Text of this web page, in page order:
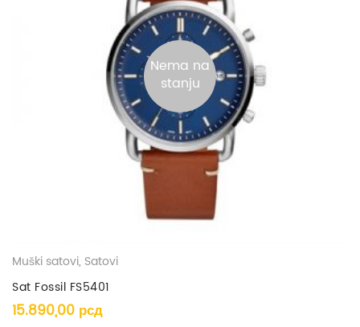
Nema na
stanju
Muški satovi, Satovi
Sat Fossil FS5401
15.890,00 рсд